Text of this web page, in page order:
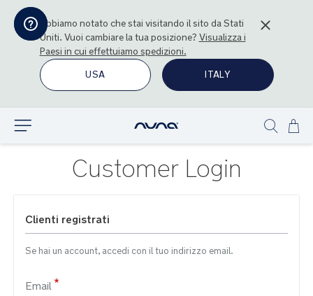
Abbiamo notato che stai visitando il sito daStati
Uniti. Vuoi cambiare la tua posizione? Visualizza i
Paesi in cui effettuiamo spedizioni.
USA
ITALY
Customer Login
Clienti registrati
Se hai un account, accedi con il tuo indirizzo email.
Email